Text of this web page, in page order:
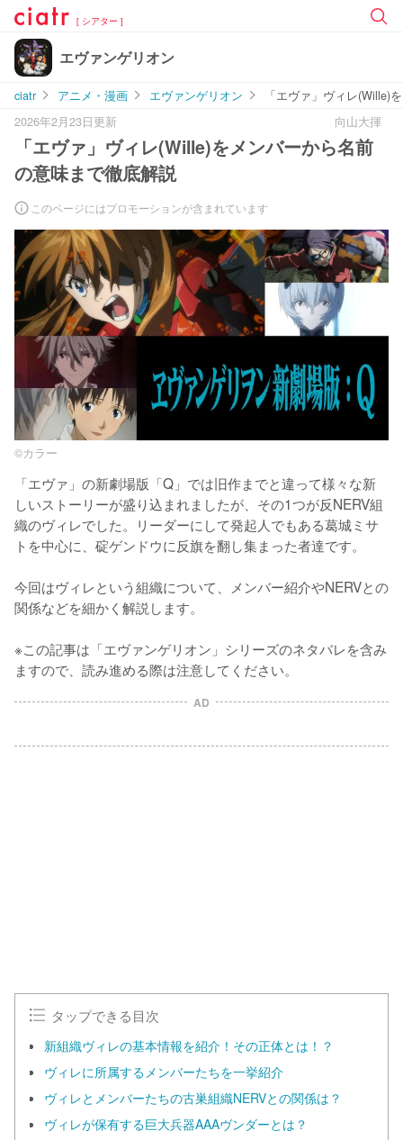
[ シアター ]
エヴァンゲリオン
ciatr アニメ・漫画 エヴァンゲリオン
「エヴァ」ヴィレ(Wille)
2026年2月23日更新
向山大揮
「エヴァ」ヴィレ(Wille)をメンバーから名前
の意味まで徹底解説
このページにはプロモーションが含まれています
©カラー
「エヴァ」の新劇場版「Q」では旧作までと違って様々な新
しいストーリーが盛り込まれましたが、その1つが反NERV組
織のヴィレでした。リーダーにして発起人でもある葛城ミサ
トを中心に、碇ゲンドウに反旗を翻し集まった者達です。
今回はヴィレという組織について、メンバー紹介やNERVとの
関係などを細かく解説します。
※この記事は「エヴァンゲリオン」シリーズのネタバレを含み
ますので、読み進める際は注意してください。
AD
タップできる目次
新組織ヴィレの基本情報を紹介！その正体とは！？
ヴィレに所属するメンバーたちを一挙紹介
ヴィレとメンバーたちの古巣組織NERVとの関係は？
ヴィレが保有する巨大兵器AAAヴンダーとは？